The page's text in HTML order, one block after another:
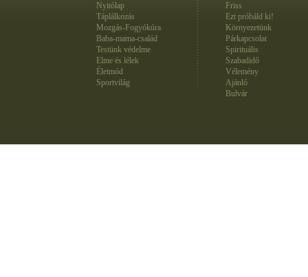
Nyitólap
Táplálkozás
Mozgás-Fogyókúra
Baba-mama-család
Testünk védelme
Elme és lélek
Életmód
Sportvilág
Friss
Ezt próbáld ki!
Környezetünk
Párkapcsolat
Spirituális
Szabadidő
Vélemény
Ajánló
Bulvár